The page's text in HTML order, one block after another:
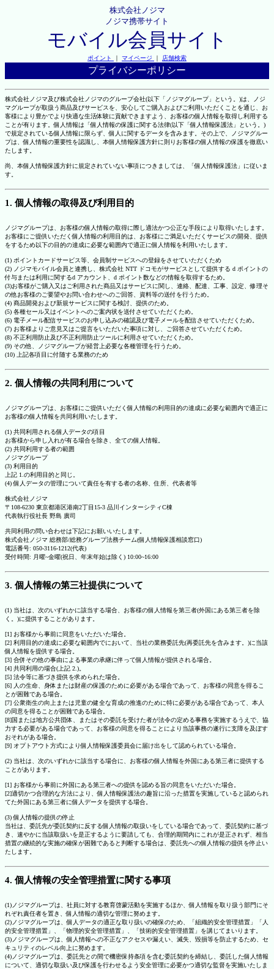
株式会社ノジマ
ノジマ携帯サイト
モバイル会員サイト
ポイント ｜ マイページ ｜ 店舗検索
プライバシーポリシー
株式会社ノジマ及び株式会社ノジマのグループ会社(以下「ノジマグループ」という。)は、ノジ
マグループが取扱う商品及びサービスを、安心してご購入およびご利用いただくことを通じ、お
客様により豊かでより快適な生活体験に貢献できますよう、お客様の個人情報を取得し利用する
ことが有ります。個人情報は「個人情報の保護に関する法律(以下「個人情報保護法」という。)
で規定されている個人情報に限らず、個人に関するデータを含みます。その上で、ノジマグルー
プは、個人情報の重要性を認識し、本個人情報保護方針に則りお客様の個人情報の保護を徹底い
たします。
尚、本個人情報保護方針に規定されていない事項につきましては、「個人情報保護法」に従いま
す。
1. 個人情報の取得及び利用目的
ノジマグループは、お客様の個人情報の取得に際し適法かつ公正な手段により取得いたします。
お客様にご提供いただく個人情報の利用目的は、お客様にご満足いただくサービスの開発、提供
をするため以下の目的の達成に必要な範囲内で適正に個人情報を利用いたします。
(1) ポイントカードサービス等、会員制サービスへの登録をさせていただくため
(2) ノジマモバイル会員と連携し、株式会社 NTT ドコモがサービスとして提供する d ポイントの
付与または利用に関するd アカウント、d ポイント数などの情報を取得するため。
(3)お客様がご購入又はご利用された商品又はサービスに関し、連絡、配達、工事、設定、修理そ
の他お客様のご要望やお問い合わせへのご回答、資料等の送付を行うため。
(4) 商品開発および新規サービスに関する検討、提供のため。
(5) 各種セール又はイベントへのご案内状を送付させていただくため。
(6) 電子メール配信サービスのお申し込みの確認及び電子メールを配信させていただくため。
(7) お客様よりご意見又はご提言をいただいた事項に対し、ご回答させていただくため。
(8) 不正利用防止及び不正利用防止ツールに利用させていただくため。
(9) その他、ノジマグループが経営上必要な各種管理を行うため。
(10) 上記各項目に付随する業務のため
2. 個人情報の共同利用について
ノジマグループは、お客様にご提供いただく個人情報の利用目的の達成に必要な範囲内で適正に
お客様の個人情報を共同利用いたします。
(1) 共同利用される個人データの項目
お客様から申し入れが有る場合を除き、全ての個人情報。
(2) 共同利用する者の範囲
ノジマグループ
(3) 利用目的
上記 1.の利用目的と同じ。
(4) 個人データの管理について責任を有する者の名称、住所、代表者等
株式会社ノジマ
〒108-6230 東京都港区港南2丁目15-3 品川インターシティC棟
代表執行役社長 野島 廣司
共同利用の問い合わせは下記にお願いいたします。
株式会社ノジマ 総務部/総務グループ法務チーム(個人情報保護相談窓口)
電話番号: 050-3116-1212(代表)
受付時間: 月曜~金曜(祝日、年末年始は除く) 10:00~16:00
3. 個人情報の第三社提供について
(1) 当社は、次のいずれかに該当する場合、お客様の個人情報を第三者(外国にある第三者を除
く。)に提供することがあります。
[1] お客様から事前に同意をいただいた場合。
[2] 利用目的の達成に必要な範囲内でにおいて、当社の業務委託先(再委託先を含みます。)に当該
個人情報を提供する場合。
[3] 合併その他の事由による事業の承継に伴って個人情報が提供される場合。
[4] 共同利用の場合(上記 2.)。
[5] 法令等に基づき提供を求められた場合。
[6] 人の生命、身体または財産の保護のために必要がある場合であって、お客様の同意を得るこ
とが困難である場合。
[7] 公衆衛生の向上または児童の健全な育成の推進のために特に必要がある場合であって、本人
の同意を得ることが困難である場合。
[8]国または地方公共団体、またはその委託を受けた者が法令の定める事務を実施するうえで、協
力する必要がある場合であって、お客様の同意を得ることにより当該事務の遂行に支障を及ぼす
おそれがある場合。
[9] オプトアウト方式により個人情報保護委員会に届け出をして認められている場合。
(2) 当社は、次のいずれかに該当する場合に、お客様の個人情報を外国にある第三者に提供する
ことがあります。
[1] お客様から事前に外国にある第三者への提供を認める旨の同意をいただいた場合。
[2]適切かつ合理的な方法により、個人情報保護法の趣旨に沿った措置を実施していると認められ
てた外国にある第三者に個人データを提供する場合。
(3) 個人情報の提供の停止
当社は、委託先が委託契約に反する個人情報の取扱いをしている場合であって、委託契約に基づ
き、速やかに当該取扱いを是正するように要請しても、合理的期間内にこれが是正されず、相当
措置の継続的な実施の確保が困難であると判断する場合は、委託先への個人情報の提供を停止い
たします。
4. 個人情報の安全管理措置に関する事項
(1)ノジマグループは、社員に対する教育啓蒙活動を実施するほか、個人情報を取り扱う部門にそ
れぞれ責任者を置き、個人情報の適切な管理に努めます。
(2)ノジマグループは、個人データの適正な取り扱いの確保のため、「組織的安全管理措置」「人
的安全管理措置」、「物理的安全管理措置」、「技術的安全管理措置」を講じてまいります。
(3)ノジマグループは、個人情報への不正なアクセスや漏えい、滅失、毀損等を防止するため、セ
キュリティのレベル向上に努めます。
(4)ノジマグループは、委託先との間で機密保持条項を含む委託契約を締結し、委託した個人情報
について、適切な取扱い及び保護を行わせるよう安全管理に必要かつ適切な監督を実施いたしま